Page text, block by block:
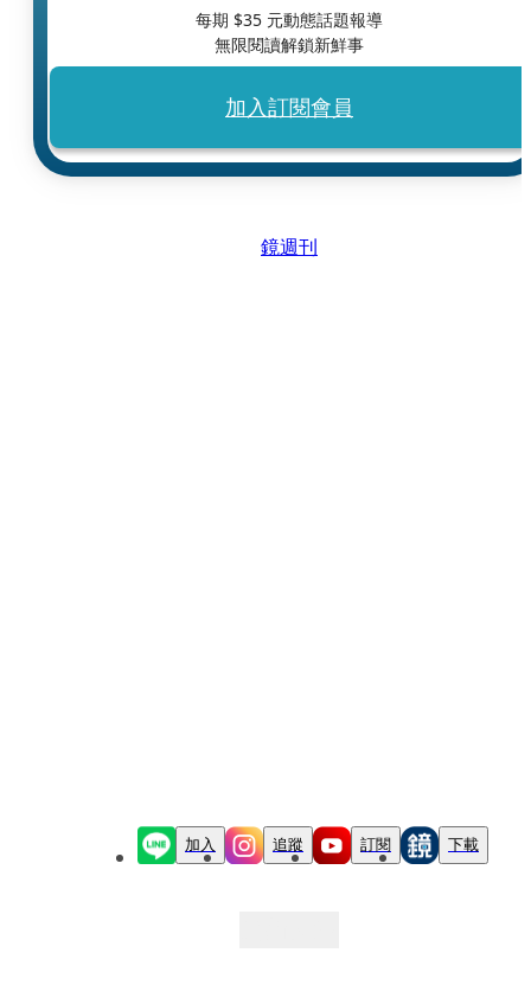
每期 $35 元動態話題報導
無限閱讀解鎖新鮮事
加入訂閱會員
鏡週刊
加入 追蹤 訂閱 下載